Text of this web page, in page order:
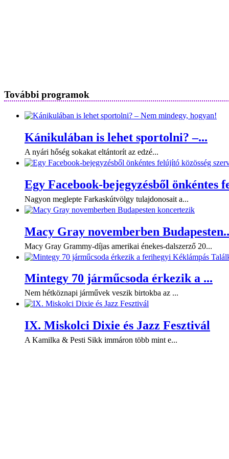
További programok
Kánikulában is lehet sportolni? –...
A nyári hőség sokakat eltántorít az edzé...
Egy Facebook-bejegyzésből önkéntes
Nagyon meglepte Farkaskútvölgy tulajdonosait a...
Macy Gray novemberben
Macy Gray Grammy-díjas amerikai énekes-dalszerző 20...
Mintegy 70 járműcsoda érkezik a ...
Nem hétköznapi járművek veszik birtokba az ...
IX. Miskolci Dixie és Jazz Fesztivál
A Kamilka & Pesti Sikk immáron több mint e...